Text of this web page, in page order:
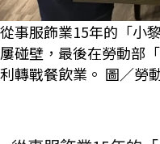
從事服飾業15年的「小
屢碰壁，最後在勞動部
利轉戰餐飲業。 圖／勞